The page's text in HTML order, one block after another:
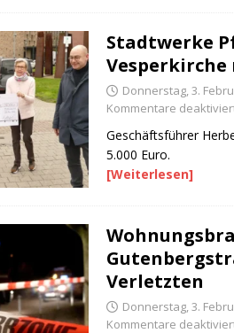
Stadtwerke
Vesperkirche
Donnerstag, 3.
Kommentare
Geschäftsführer
5.000 Euro.
[Weiterlesen]
Verletzten
Donnerstag, 3.
Kommentare